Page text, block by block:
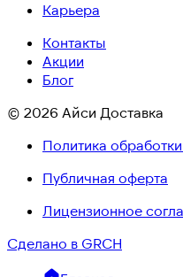
Карьера
Контакты
Акции
Блог
© 2026 Айси Доставка
Политика
Публичная оферта
Лицензионное
Сделано в GRCH